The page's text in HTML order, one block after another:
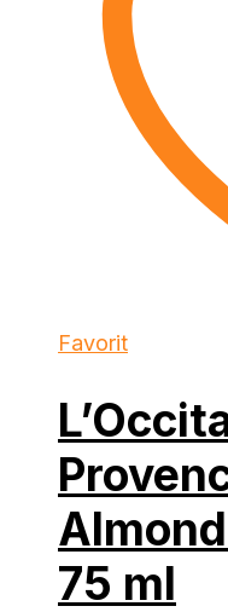
Favorit
75 ml